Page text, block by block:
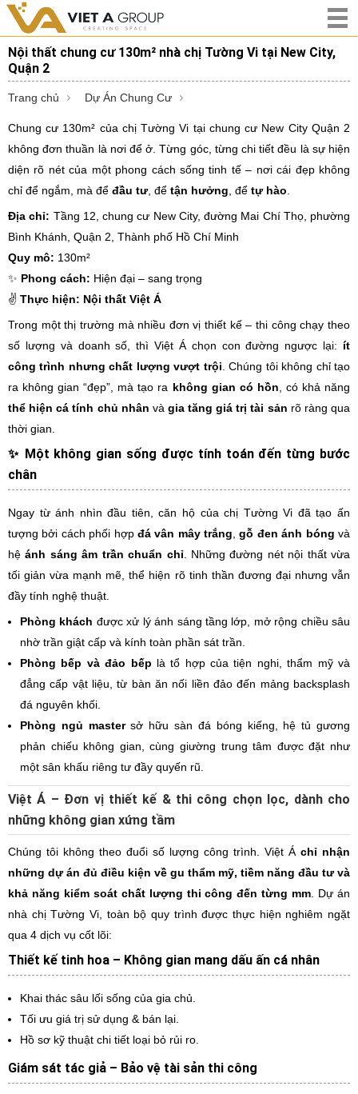
Nội thất chung cư 130m² nhà chị Tường Vi tại New City,
Quận 2
Trang chủ Dự Án Chung Cư
Chung cư 130m² của chị Tường Vi tại chung cư New City Quận 2
không đơn thuần là nơi để ở. Từng góc, từng chi tiết đều là sự hiện
diện rõ nét của một phong cách sống tinh tế – nơi cái đẹp không
chỉ để ngắm, mà để đầu tư, để tận hưởng , để tự hào
Địa chỉ: Tầng 12, chung cư New City, đường Mai Chí Thọ, phường
Bình Khánh, Quận 2, Thành phố Hồ Chí Minh
Quy mô: 130m²
✨ Phong cách: Hiện đại – sang trọng
✌ Thực hiện: Nội thất Việt Á
Trong một thị trường mà nhiều đơn vị thiết kế – thi công chạy theo
số lượng và doanh số, thì Việt Á chọn con đường ngược lại: ít
công trình nhưng chất lượng vượt trội . Chúng tôi không chỉ tạo
ra không gian “đẹp”, mà tạo ra không gian có hồn , có khả năng
thể hiện cá tính chủ nhân và gia tăng giá trị tài sản rõ ràng qua
thời gian.
✨ Một không gian sống được tính toán đến từng bước
chân
Ngay từ ánh nhìn đầu tiên, căn hộ của chị Tường Vi đã tạo ấn
tượng bởi cách phối hợp đá vân mây trắng ,gỗ đen ánh bóng và
hệánh sáng âm trần chuẩn chỉ. Những đường nét nội thất vừa
tối giản vừa mạnh mẽ, thể hiện rõ tinh thần đương đại nhưng vẫn
đầy tính nghệ thuật.
Phòng khách được xử lý ánh sáng tầng lớp, mở rộng chiều sâu
nhờ trần giật cấp và kính toàn phần sát trần.
Phòng bếp và đảo bếp là tổ hợp của tiện nghi, thẩm mỹ và
đẳng cấp vật liệu, từ bàn ăn nối liền đảo đến mảng backsplash
đá nguyên khối.
Phòng ngủ mastersở hữu sàn đá bóng kiếng, hệ tủ gương
phản chiếu không gian, cùng giường trung tâm được đặt như
một sân khấu riêng tư đầy quyến rũ.
Việt Á – Đơn vị thiết kế & thi công chọn lọc, dành cho
những không gian xứng tầm
Chúng tôi không theo đuổi số lượng công trình. Việt Á chỉ nhận
những dự án đủ điều kiện về gu thẩm mỹ, tiềm năng đầu tư và
khả năng kiểm soát chất lượng thi công đến từng mm . Dự án
nhà chị Tường Vi, toàn bộ quy trình được thực hiện nghiêm ngặt
qua 4 dịch vụ cốt lõi:
Thiết kế tinh hoa – Không gian mang dấu ấn cá nhân
Khai thác sâu lối sống của gia chủ.
Tối ưu giá trị sử dụng & bán lại.
Hồ sơ kỹ thuật chi tiết loại bỏ rủi ro.
Giám sát tác giả – Bảo vệ tài sản thi công